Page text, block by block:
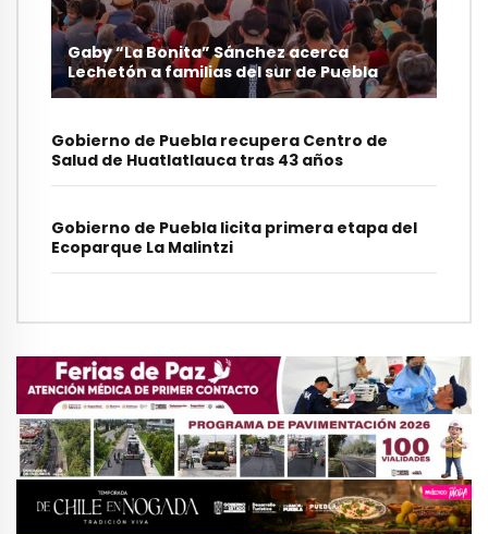
Gaby “La Bonita” Sánchez acerca
Lechetón a familias del sur de Puebla
Gobierno de Puebla recupera Centro de
Salud de Huatlatlauca tras 43 años
Gobierno de Puebla licita primera etapa del
Ecoparque La Malintzi